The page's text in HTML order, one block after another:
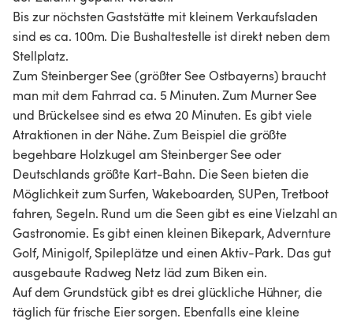
Bis zur nöchsten Gaststätte mit kleinem Verkaufsladen
sind es ca. 100m. Die Bushaltestelle ist direkt neben dem
Stellplatz.
Zum Steinberger See (größter See Ostbayerns) braucht
man mit dem Fahrrad ca. 5 Minuten. Zum Murner See
und Brückelsee sind es etwa 20 Minuten. Es gibt viele
Atraktionen in der Nähe. Zum Beispiel die größte
begehbare Holzkugel am Steinberger See oder
Deutschlands größte Kart-Bahn. Die Seen bieten die
Möglichkeit zum Surfen, Wakeboarden, SUPen, Tretboot
fahren, Segeln. Rund um die Seen gibt es eine Vielzahl an
Gastronomie. Es gibt einen kleinen Bikepark, Advernture
Golf, Minigolf, Spileplätze und einen Aktiv-Park. Das gut
ausgebaute Radweg Netz läd zum Biken ein.
Auf dem Grundstück gibt es drei glückliche Hühner, die
täglich für frische Eier sorgen. Ebenfalls eine kleine